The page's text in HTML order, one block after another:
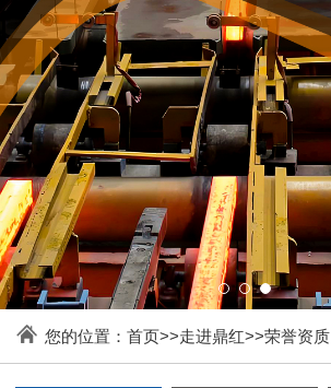
您的位置： 首页>>走进鼎红>>荣誉资质